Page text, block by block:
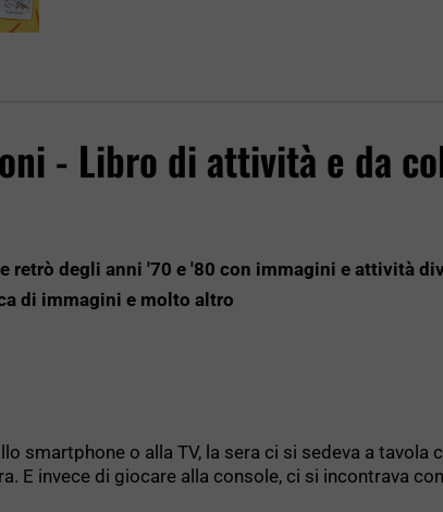
- Libro di attività e da
retrò degli anni '70 e '80 con immagini e attività
di immagini e molto altro
smartphone o alla TV, la sera ci si sedeva a
E invece di giocare alla console, ci si incontrava